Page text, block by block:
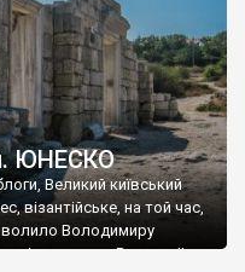
ЮНЕСКО
Великий київський
візантійське, на той час,
Володимиру
імператору Василю ІІ, та